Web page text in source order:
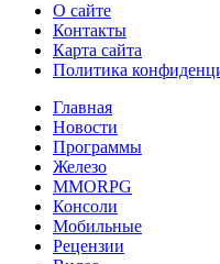
О сайте
Контакты
Карта сайта
Политика
Главная
Новости
Программы
Железо
MMORPG
Консоли
Мобильные
Рецензии